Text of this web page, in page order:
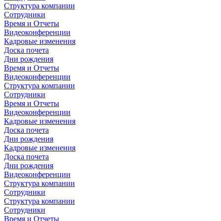
Структура компании
Сотрудники
Время и Отчеты
Видеоконференции
Кадровые изменения
Доска почета
Дни рождения
Время и Отчеты
Видеоконференции
Структура компании
Сотрудники
Время и Отчеты
Видеоконференции
Кадровые изменения
Доска почета
Дни рождения
Кадровые изменения
Доска почета
Дни рождения
Видеоконференции
Структура компании
Сотрудники
Структура компании
Сотрудники
Время и Отчеты